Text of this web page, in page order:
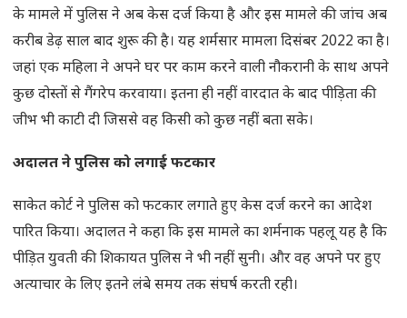
के मामले में पुलिस ने अब केस दर्ज किया है और इस मामले की जांच अब
करीब डेढ़ साल बाद शुरू की है। यह शर्मसार मामला दिसंबर 2022 का है।
जहां एक महिला ने अपने घर पर काम करने वाली नौकरानी के साथ अपने
कुछ दोस्तों से गैंगरेप करवाया। इतना ही नहीं वारदात के बाद पीड़िता की
जीभ भी काटी दी जिससे वह किसी को कुछ नहीं बता सके।
अदालत ने पुलिस को लगाई फटकार
साकेत कोर्ट ने पुलिस को फटकार लगाते हुए केस दर्ज करने का आदेश
पारित किया। अदालत ने कहा कि इस मामले का शर्मनाक पहलू यह है कि
पीड़ित युवती की शिकायत पुलिस ने भी नहीं सुनी। और वह अपने पर हुए
अत्याचार के लिए इतने लंबे समय तक संघर्ष करती रही।